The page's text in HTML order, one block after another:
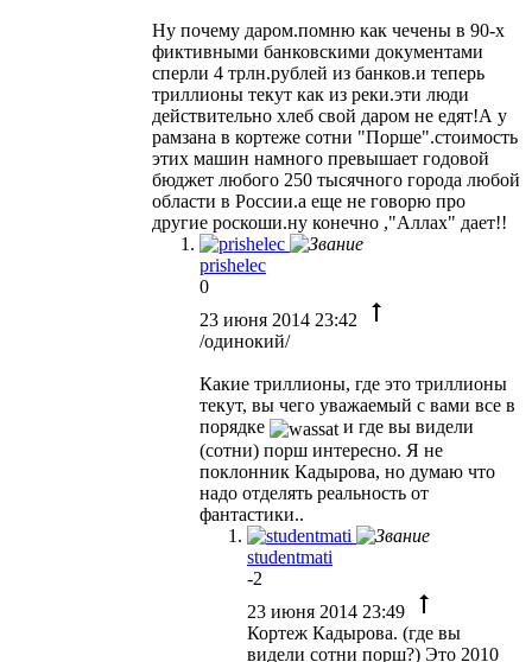
Ну почему даром.помню как чечены в 90-х
фиктивными банковскими документами
сперли 4 трлн.рублей из банков.и теперь
триллионы текут как из реки.эти люди
действительно хлеб свой даром не едят!А у
рамзана в кортеже сотни "Порше".стоимость
этих машин намного превышает годовой
бюджет любого 250 тысячного города любой
области в России.а еще не говорю про
другие роскоши.ну конечно ,"Аллах" дает!!
prishelec
0
23 июня 2014 23:42
/одинокий/
Какие триллионы, где это триллионы
текут, вы чего уважаемый с вами все в
порядке
и где вы видели
(сотни) порш интересно. Я не
поклонник Кадырова, но думаю что
надо отделять реальность от
фантастики..
studentmati
-2
23 июня 2014 23:49
Кортеж Кадырова. (где вы
видели сотни порш?) Это 2010